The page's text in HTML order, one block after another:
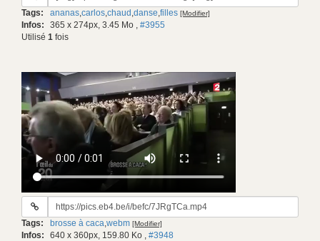
gif:
Tags: ananas,carlos,chaud,danse,filles [Modifier]
Infos: 365 x 274px, 3.45 Mo , #3955
Utilisé 1 fois
URL
gif:
Tags: brosse à caca webm [Modifier]
Infos: 640 x 360px, 159.80 Ko
#3948